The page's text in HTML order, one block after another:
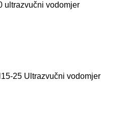
ultrazvučni vodomjer
25 Ultrazvučni vodomjer